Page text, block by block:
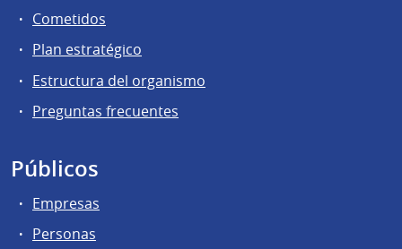
Cometidos
Plan estratégico
Estructura del organismo
Preguntas frecuentes
Públicos
Empresas
Personas